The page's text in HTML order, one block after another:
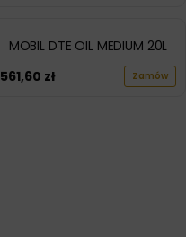
MOBIL DTE OIL MEDIUM 20L
561,60 zł Zamów